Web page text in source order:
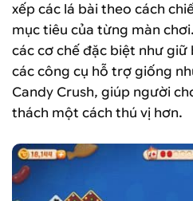
xếp các lá bài theo cách
mục tiêu của từng màn
các cơ chế đặc biệt như giữ
các công cụ hỗ trợ giống
Candy Crush, giúp người
thách một cách thú vị hơn.